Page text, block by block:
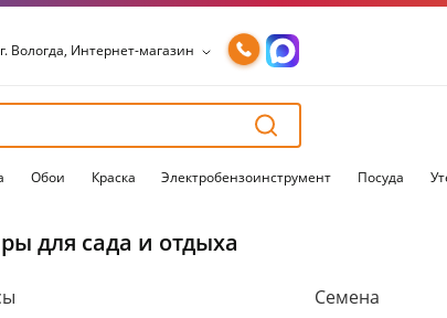
г. Вологда, Интернет-магазин
Вологда, Пошехонское ш., 18
Обои Краска Электробензоинструмент Посуда
для сада и отдыха
Семена
всех банков